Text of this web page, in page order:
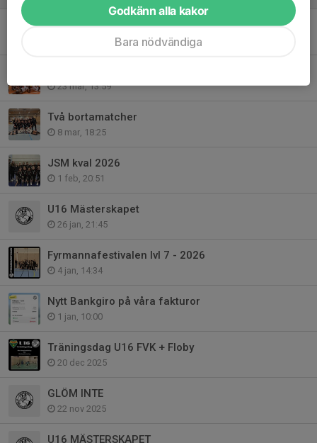
INBJUDAN TILL ÅRSMÖTE
23 mar, 13:59
Två bortamatcher
8 mar, 18:25
JSM kval 2026
1 feb, 20:51
U16 Mästerskapet
26 jan, 21:45
Fyrmannafestivalen lvl 7 - 2026
4 jan, 14:34
Nytt Bankgiro på våra fakturor
1 jan, 10:00
Träningsdag U16 FVK + Floby
20 dec 2025
GLÖM INTE
22 nov 2025
U16 MÄSTERSKAPET
Godkänn alla kakor
Bara nödvändiga